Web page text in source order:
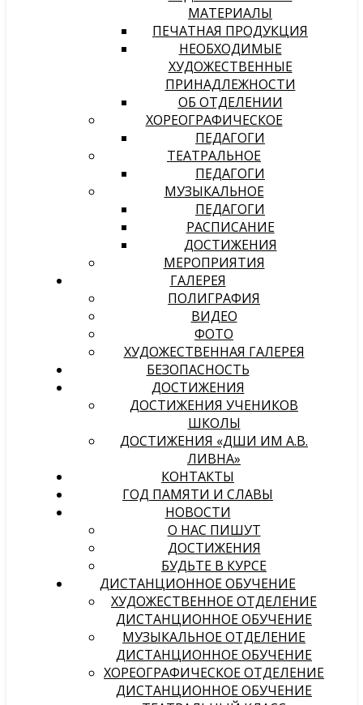
МАТЕРИАЛЫ
ПЕЧАТНАЯ ПРОДУКЦИЯ
НЕОБХОДИМЫЕ
ХУДОЖЕСТВЕННЫЕ
ПРИНАДЛЕЖНОСТИ
ОБ ОТДЕЛЕНИИ
ХОРЕОГРАФИЧЕСКОЕ
ПЕДАГОГИ
ТЕАТРАЛЬНОЕ
ПЕДАГОГИ
МУЗЫКАЛЬНОЕ
ПЕДАГОГИ
РАСПИСАНИЕ
ДОСТИЖЕНИЯ
МЕРОПРИЯТИЯ
ГАЛЕРЕЯ
ПОЛИГРАФИЯ
ВИДЕО
ФОТО
ХУДОЖЕСТВЕННАЯ ГАЛЕРЕЯ
БЕЗОПАСНОСТЬ
ДОСТИЖЕНИЯ
ДОСТИЖЕНИЯ УЧЕНИКОВ
ШКОЛЫ
ДОСТИЖЕНИЯ «ДШИ ИМ А.В.
ЛИВНА»
КОНТАКТЫ
ГОД ПАМЯТИ И СЛАВЫ
НОВОСТИ
О НАС ПИШУТ
ДОСТИЖЕНИЯ
БУДЬТЕ В КУРСЕ
ДИСТАНЦИОННОЕ ОБУЧЕНИЕ
ХУДОЖЕСТВЕННОЕ ОТДЕЛЕНИЕ
ДИСТАНЦИОННОЕ ОБУЧЕНИЕ
МУЗЫКАЛЬНОЕ ОТДЕЛЕНИЕ
ДИСТАНЦИОННОЕ ОБУЧЕНИЕ
ХОРЕОГРАФИЧЕСКОЕ ОТДЕЛЕНИЕ
ДИСТАНЦИОННОЕ ОБУЧЕНИЕ